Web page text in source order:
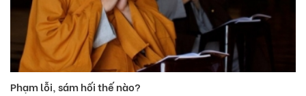
Phạm lỗi, sám hối thế nào?